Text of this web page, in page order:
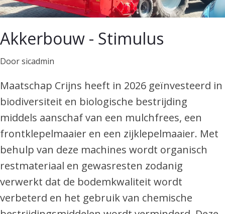
Akkerbouw - Stimulus
Door sicadmin
Maatschap Crijns heeft in 2026 geïnvesteerd in
biodiversiteit en biologische bestrijding
middels aanschaf van een mulchfrees, een
frontklepelmaaier en een zijklepelmaaier. Met
behulp van deze machines wordt organisch
restmateriaal en gewasresten zodanig
verwerkt dat de bodemkwaliteit wordt
verbeterd en het gebruik van chemische